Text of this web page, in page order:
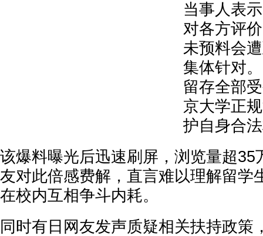
当事人表
对各方评
未预料会
集体针对
留存全部
京大学正
护自身合
该爆料曝光后迅速刷屏，浏览量超35
友对此倍感费解，直言难以理解留学
在校内互相争斗内耗。
同时有日网友发声质疑相关扶持政策